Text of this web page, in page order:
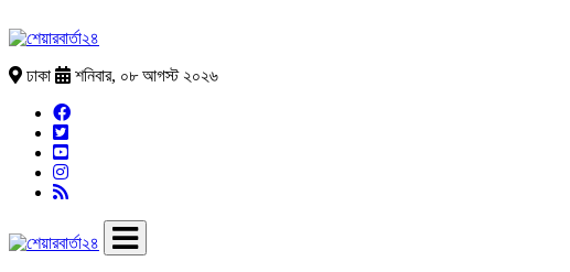
ঢাকা শনিবার, ০৮ আগস্ট ২০২৬